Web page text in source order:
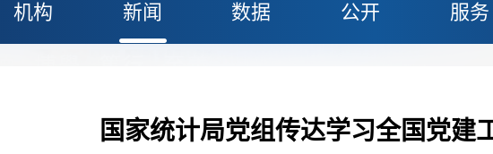
机构 新闻 数据 公开 服务
国家统计局党组传达学习全国党建